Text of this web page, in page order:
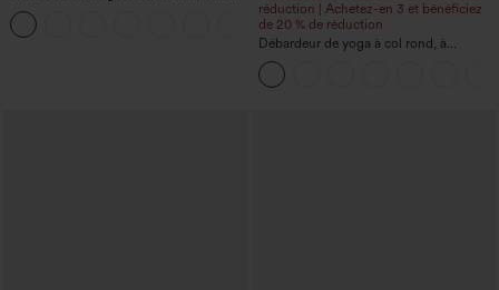
haute, ourlet roulotté, longueur 10'' avec
poches
+3
réduction | Achetez-en 3 et bénéficiez
de 20 % de réduction
Débardeur de yoga à col rond, à
fronces, effet rafraîchissant - UPF50+